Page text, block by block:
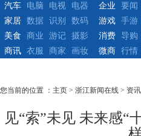
汽车
电脑 电视
电器
家居
数据 识别 数码
企业 要闻
游戏
手游
美食
商业 游记
摄影
商讯
衣服 商家 画妆
消费 导购
微商
行情
您当前的位置 ： 主页 > 浙江新闻在线 > 资讯
见“索”未见 未来感“